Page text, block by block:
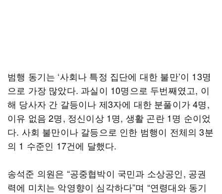
범행 동기는 ‘사회나 특정 집단에 대한 불만’이 13명
으로 가장 많았다. 과실이 10명으로 두번째였고, 이
해 당사자 간 갈등이나 제3자에 대한 분풀이가 4명,
이유 없음 2명, 정신이상 1명, 생활 곤란 1명 순이었
다. 사회 불만이나 갈등으로 인한 범행이 전체의 3분
의 1 수준인 17건에 달했다.
송석준 의원은 “공중협박이 국민과 소상공인, 공권
력에 미치는 악영향이 심각하다”며 “연령대와 동기